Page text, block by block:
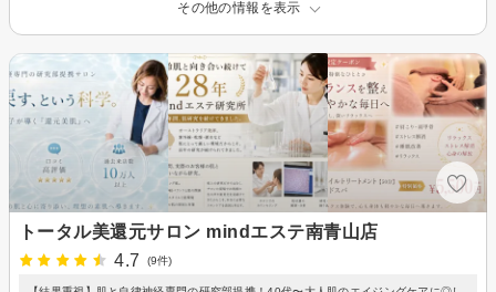
その他の情報を表示
トータル美還元サロン mindエステ南青山店
4.7
(9件)